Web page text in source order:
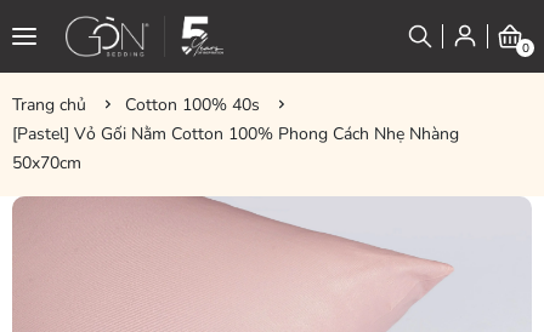
0
Trang chủ
Cotton 100% 40s
[Pastel] Vỏ Gối Nằm Cotton 100% Phong Cách Nhẹ Nhàng
50x70cm